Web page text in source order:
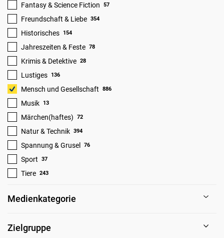
Fantasy & Science Fiction 57
Freundschaft & Liebe 354
Historisches 154
Jahreszeiten & Feste 78
Krimis & Detektive 28
Lustiges 136
Mensch und Gesellschaft 886
Musik 13
Märchen(haftes) 72
Natur & Technik 394
Spannung & Grusel 76
Sport 37
Tiere 243
Medienkategorie
Zielgruppe